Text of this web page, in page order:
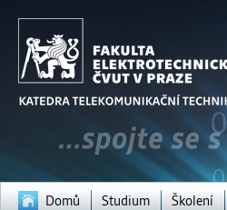
Domů Studium Školení